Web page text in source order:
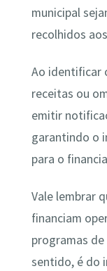
municipal
recolhidos
Ao identificar
receitas ou
emitir
garantindo o
para o
Vale lembrar
financiam
programas de
sentido, é do